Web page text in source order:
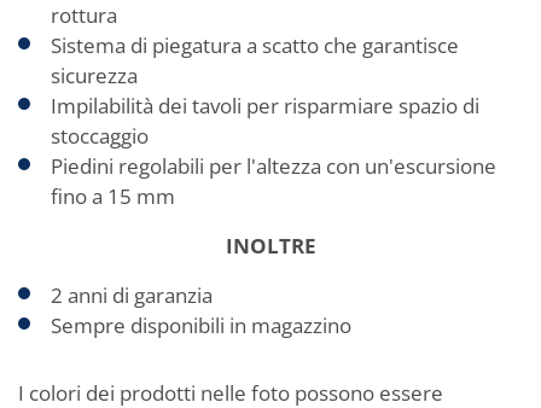
rottura
Sistema di piegatura a scatto che garantisce
sicurezza
Impilabilità dei tavoli per risparmiare spazio di
stoccaggio
Piedini regolabili per l'altezza con un'escursione
fino a 15 mm
INOLTRE
2 anni di garanzia
Sempre disponibili in magazzino
I colori dei prodotti nelle foto possono essere